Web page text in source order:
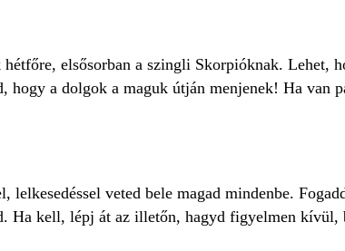
elsősorban a szingli Skorpióknak. Lehet,
hogy a dolgok a maguk útján menjenek! Ha van
lelkesedéssel veted bele magad mindenbe.
Ha kell, lépj át az illetőn, hagyd figyelmen kívül,